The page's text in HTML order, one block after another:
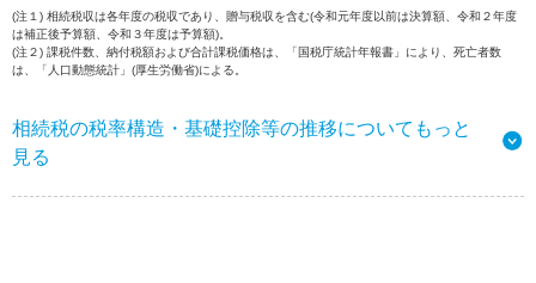
(注１) 相続税収は各年度の税収であり、贈与税収を含む(令和元年度以前は決算額、令和２年度
は補正後予算額、令和３年度は予算額)。
(注２) 課税件数、納付税額および合計課税価格は、「国税庁統計年報書」により、死亡者数
は、「人口動態統計」(厚生労働省)による。
相続税の税率構造・基礎控除等の推移についてもっと
見る